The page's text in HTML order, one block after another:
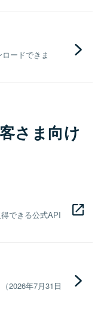
ードできま
さま向け
できる公式API
2026年7月31日